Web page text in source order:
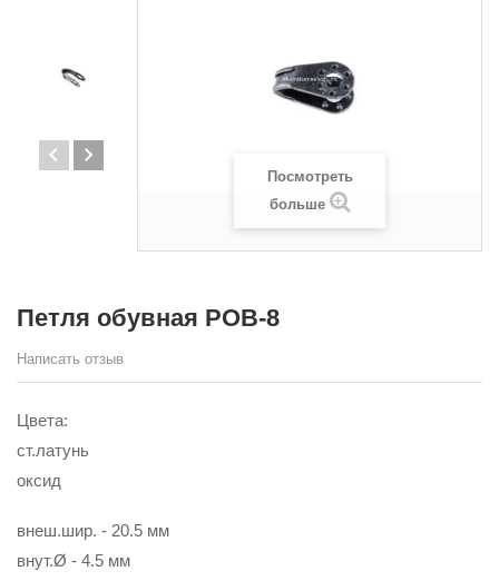
Посмотреть
больше
Петля обувная POB-8
Написать отзыв
Цвета:
ст.латунь
оксид
внеш.шир. - 20.5 мм
внут.Ø - 4.5 мм